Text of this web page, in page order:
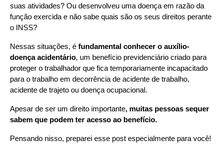
suas atividades? Ou desenvolveu uma doença em razão da
função exercida e não sabe quais são os seus direitos perante
o INSS?
Nessas situações, é fundamental conhecer o auxílio-
doença acidentário, um benefício previdenciário criado para
proteger o trabalhador que fica temporariamente incapacitado
para o trabalho em decorrência de acidente de trabalho,
acidente de trajeto ou doença ocupacional.
Apesar de ser um direito importante, muitas pessoas sequer
sabem que podem ter acesso ao benefício.
Pensando nisso, preparei esse post especialmente para você!